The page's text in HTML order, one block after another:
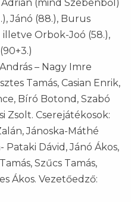
(mind Szebenből)
Jánó (88.), Burus
Orbok-Joó (58.),
– Nagy Imre
Tamás, Casian Enrik,
Bíró Botond, Szabó
Zsolt. Cserejátékosok:
Jánoska-Máthé
Pataki Dávid, Jánó Ákos,
Szűcs Tamás,
Ákos. Vezetőedző: